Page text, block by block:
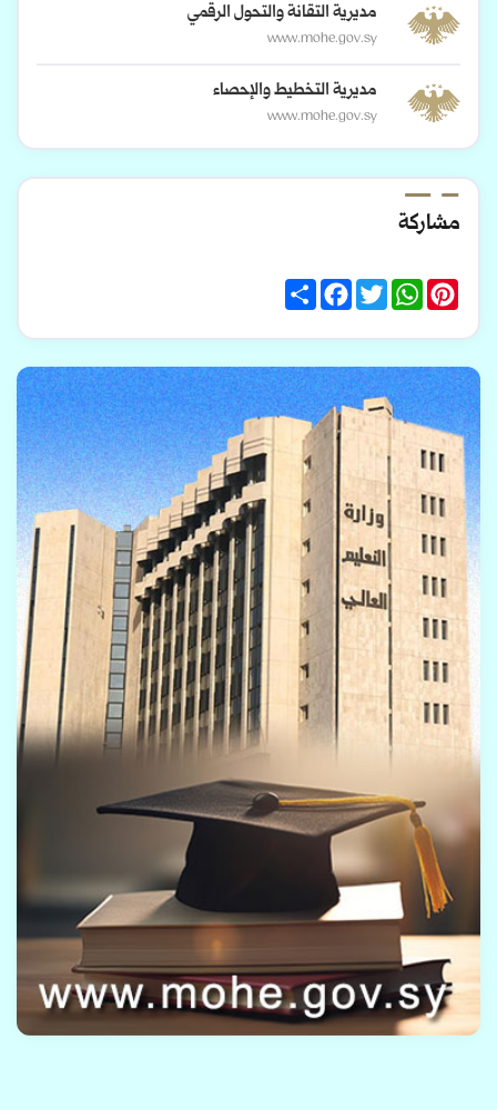
مديرية التقانة والتحول الرقمي
www.mohe.gov.sy
مديرية التخطيط والإحصاء
www.mohe.gov.sy
مشاركة
Share
FacebookTwitter
WhatsAppPinterest